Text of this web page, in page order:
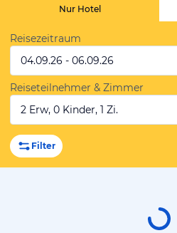
Nur Hotel
Reisezeitraum
04.09.26 - 06.09.26
Reiseteilnehmer & Zimmer
2 Erw, 0 Kinder, 1 Zi.
Filter